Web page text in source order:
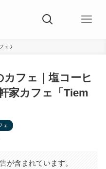
ェ
カフェ｜塩コーヒ
家カフェ「Tiem
ェ
が含まれています。